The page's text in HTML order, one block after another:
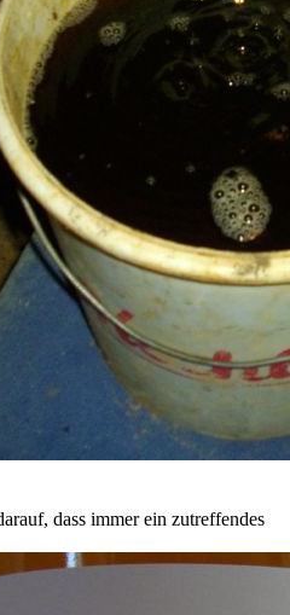
dass immer ein zutreffendes